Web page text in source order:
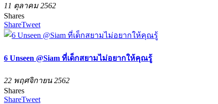
11 ตุลาคม 2562
Shares
ShareTweet
6 Unseen @Siam ที่เด็กสยามไม่อยากให้คุณรู้
22 พฤศจิกายน 2562
Shares
ShareTweet